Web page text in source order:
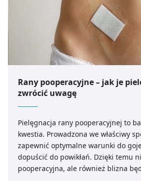
Rany pooperacyjne – jak je
zwrócić uwagę
Pielęgnacja rany pooperacyjnej to
kwestia. Prowadzona we właściwy
zapewnić optymalne warunki do
dopuścić do powikłań. Dzięki temu
pooperacyjna, ale również blizna